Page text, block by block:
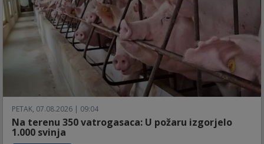
PETAK, 07.08.2026 | 09:04
Na terenu 350 vatrogasaca: U požaru izgorjelo
1.000 svinja